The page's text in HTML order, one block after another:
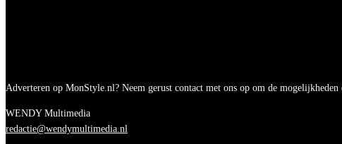
Adverteren op MonStyle.nl? Neem gerust contact met ons op om de mogelijkheden
WENDY Multimedia
redactie@wendymultimedia.nl